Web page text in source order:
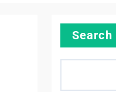
Search